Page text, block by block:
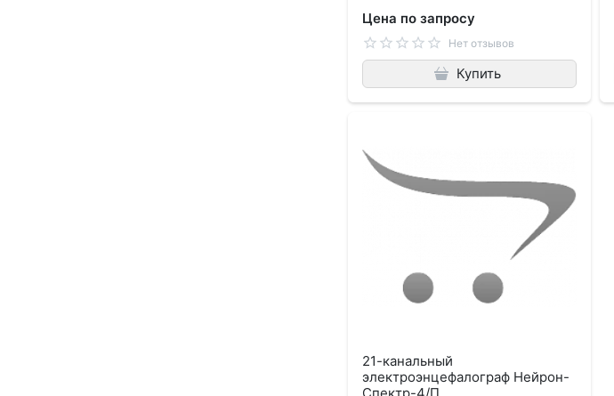
Цена по запросу
Нет отзывов
Купить
21-канальный
электроэнцефалограф Нейрон-
Спектр-4/П